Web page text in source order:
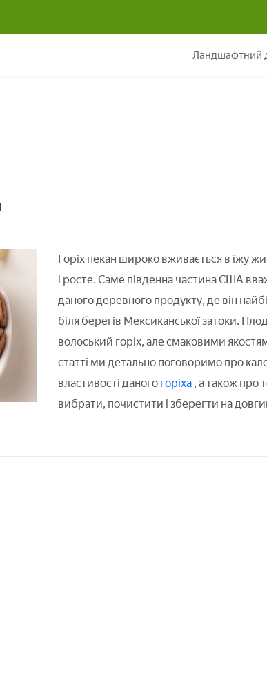
Ландшафтний
Горіх пекан широко вживається в їжу
і росте. Саме південна частина США
даного деревного продукту, де він
біля берегів Мексиканської затоки.
волоський горіх, але смаковими
статті ми детально поговоримо про
властивості даногогоріха , а також про
вибрати, почистити і зберегти на